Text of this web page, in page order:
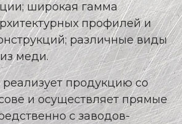
широкая гамма
профилей и
различные виды
меди.
продукцию со
и осуществляет прямые
с заводов-